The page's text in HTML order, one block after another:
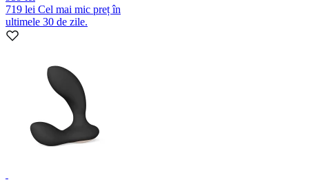
719 lei Cel mai mic preț în
ultimele 30 de zile.